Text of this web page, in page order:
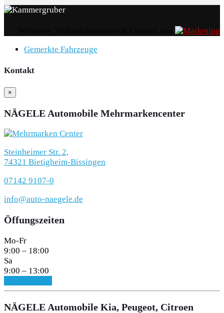
Gemerkte Fahrzeuge
Kontakt
×
NÄGELE Automobile Mehrmarkencenter
Steinheimer Str. 2,
74321 Bietigheim-Bissingen
07142 9107-0
info@auto-naegele.de
Öffungszeiten
Mo-Fr
9:00 – 18:00
Sa
9:00 – 13:00
NÄGELE Automobile Kia, Peugeot, Citroen